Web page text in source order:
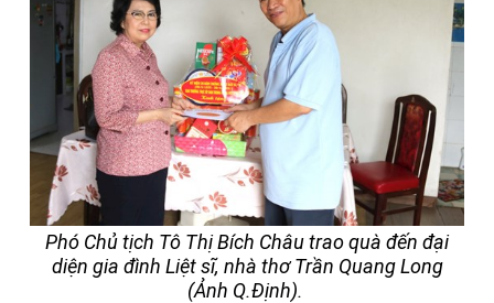
Phó Chủ tịch Tô Thị Bích Châu trao quà đến đại
diện gia đình Liệt sĩ, nhà thơ Trần Quang Long
(Ảnh Q.Định).